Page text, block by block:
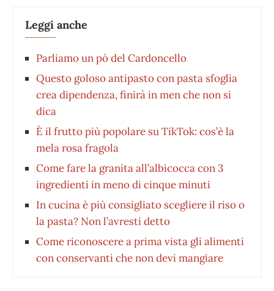
Leggi anche
Parliamo un pò del Cardoncello
Questo goloso antipasto con pasta sfoglia
crea dipendenza, finirà in men che non si
dica
È il frutto più popolare su TikTok: cos’è la
mela rosa fragola
Come fare la granita all’albicocca con 3
ingredienti in meno di cinque minuti
In cucina è più consigliato scegliere il riso o
la pasta? Non l’avresti detto
Come riconoscere a prima vista gli alimenti
con conservanti che non devi mangiare